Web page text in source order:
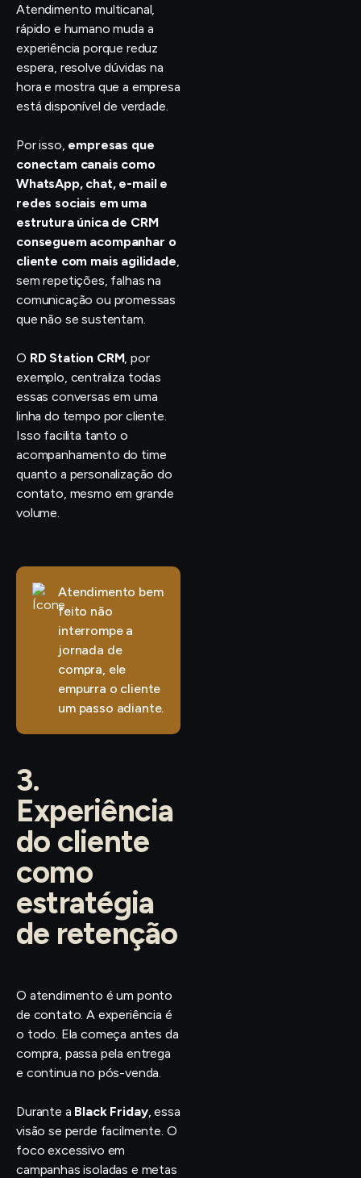
Atendimento multicanal,
rápido e humano muda a
experiência porque reduz
espera, resolve dúvidas na
hora e mostra que a empresa
está disponível de verdade.
Por isso, empresas que
conectam canais como
WhatsApp, chat, e-mail e
redes sociais em uma
estrutura única de CRM
conseguem acompanhar o
cliente com mais agilidade,
sem repetições, falhas na
comunicação ou promessas
que não se sustentam.
O RD Station CRM, por
exemplo, centraliza todas
essas conversas em uma
linha do tempo por cliente.
Isso facilita tanto o
acompanhamento do time
quanto a personalização do
contato, mesmo em grande
volume.
Atendimento bem
feito não
interrompe a
jornada de
compra, ele
empurra o cliente
um passo adiante.
3.
Experiência
do cliente
como
estratégia
de retenção
O atendimento é um ponto
de contato. A experiência é
o todo. Ela começa antes da
compra, passa pela entrega
e continua no pós-venda.
Durante a Black Friday, essa
visão se perde facilmente. O
foco excessivo em
campanhas isoladas e metas